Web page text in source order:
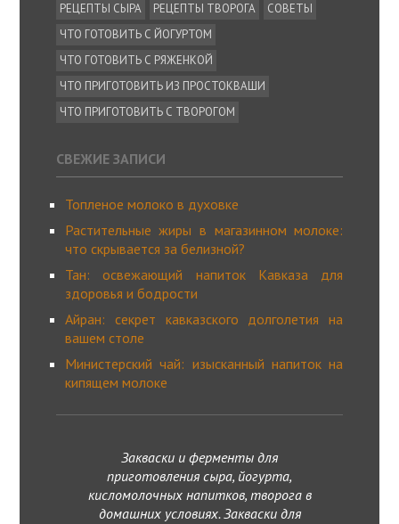
РЕЦЕПТЫ СЫРА
РЕЦЕПТЫ ТВОРОГА
СОВЕТЫ
ЧТО ГОТОВИТЬ С ЙОГУРТОМ
ЧТО ГОТОВИТЬ С РЯЖЕНКОЙ
ЧТО ПРИГОТОВИТЬ ИЗ ПРОСТОКВАШИ
ЧТО ПРИГОТОВИТЬ С ТВОРОГОМ
СВЕЖИЕ ЗАПИСИ
Топленое молоко в духовке
Растительные жиры в магазинном молоке:
что скрывается за белизной?
Тан: освежающий напиток Кавказа для
здоровья и бодрости
Айран: секрет кавказского долголетия на
вашем столе
Министерский чай: изысканный напиток на
кипящем молоке
Закваски и ферменты для
приготовления сыра, йогурта,
кисломолочных напитков, творога в
домашних условиях. Закваски для